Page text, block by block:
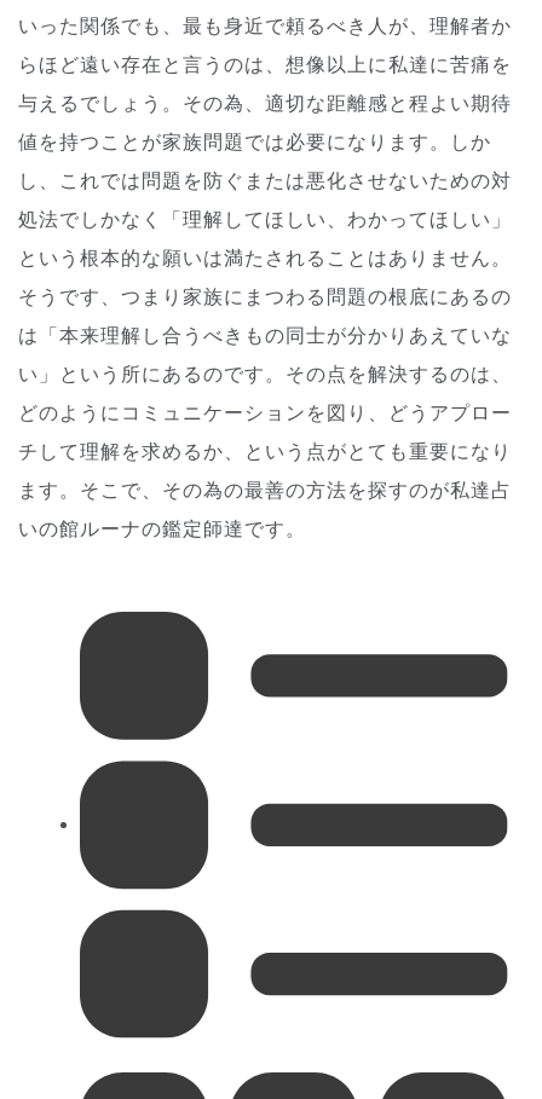
いった関係でも、最も身近で頼るべき人が、理解者か
らほど遠い存在と言うのは、想像以上に私達に苦痛を
与えるでしょう。その為、適切な距離感と程よい期待
値を持つことが家族問題では必要になります。しか
し、これでは問題を防ぐまたは悪化させないための対
処法でしかなく「理解してほしい、わかってほしい」
という根本的な願いは満たされることはありません。
そうです、つまり家族にまつわる問題の根底にあるの
は「本来理解し合うべきもの同士が分かりあえていな
い」という所にあるのです。その点を解決するのは、
どのようにコミュニケーションを図り、どうアプロー
チして理解を求めるか、という点がとても重要になり
ます。そこで、その為の最善の方法を探すのが私達占
いの館ルーナの鑑定師達です。